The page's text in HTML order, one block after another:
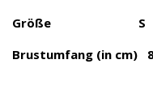
Größe S
Brustumfang (in